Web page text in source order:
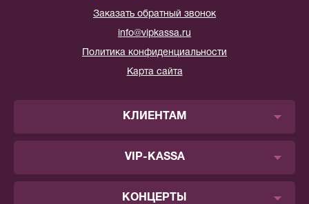
Заказать обратный звонок
info@vipkassa.ru
Политика конфиденциальности
Карта сайта
КЛИЕНТАМ
VIP-KASSA
КОНЦЕРТЫ